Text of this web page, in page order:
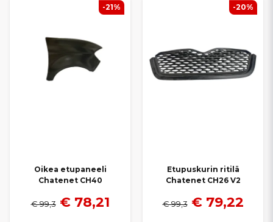
siistin, turvallisen ja alkuperäisen ilmeen
Chatenet-
omaan ajoneuvoosi.
Oikea etupaneeli
Chatenet CH40
€ 99,3 € 78,21
-21%
Etupuskurin ritilä
Chatenet CH26 V2
€ 99,3 € 79,22
-20%